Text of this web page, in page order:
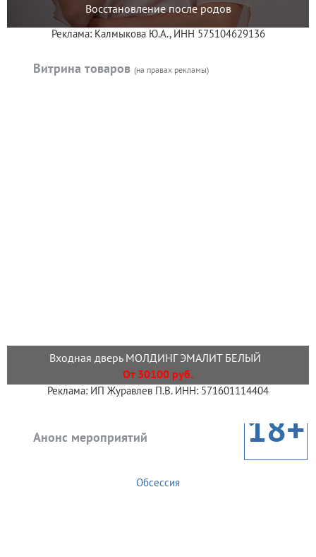
Восстановление после родов
Реклама: Калмыкова Ю.А., ИНН 575104629136
Витрина товаров (на правах рекламы)
Входная дверь МОЛДИНГ ЭМАЛИТ БЕЛЫЙ
От 30100 руб.
Реклама: ИП Журавлев П.В. ИНН: 571601114404
Анонс мероприятий 18+
Обсессия